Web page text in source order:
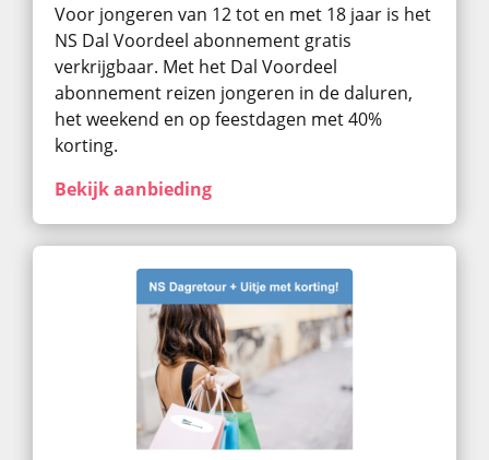
Voor jongeren van 12 tot en met 18 jaar is het
NS Dal Voordeel abonnement gratis
verkrijgbaar. Met het Dal Voordeel
abonnement reizen jongeren in de daluren,
het weekend en op feestdagen met 40%
korting.
Bekijk aanbieding